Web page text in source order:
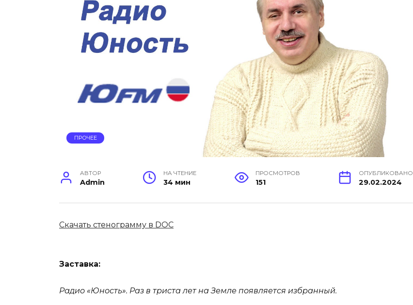
ПРОЧЕЕ
АВТОР
Admin
НА ЧТЕНИЕ
34 мин
ПРОСМОТРОВ
151
ОПУБЛИКОВАНО
29.02.2024
Скачать стенограмму в DOC
Заставка:
Радио «Юность». Раз в триста лет на Земле появляется избранный.